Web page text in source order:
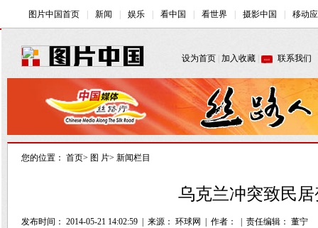
您的位置： 首页> 图 片> 新闻栏目
乌克兰冲突致民
发布时间： 2014-05-21 14:02:59 来源： 环球网 作者： 责任编辑： 董宁